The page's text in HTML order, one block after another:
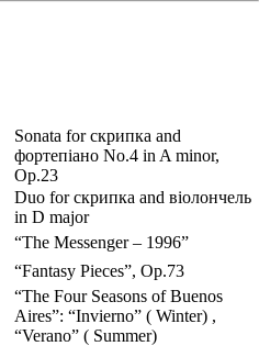
Sonata for скрипка and
фортепіано No.4 in A minor,
Op.23
Duo for скрипка and віолончель
in D major
“The Messenger – 1996”
“Fantasy Pieces”, Op.73
“The Four Seasons of Buenos
Aires”: “Invierno” ( Winter) ,
“Verano” ( Summer)